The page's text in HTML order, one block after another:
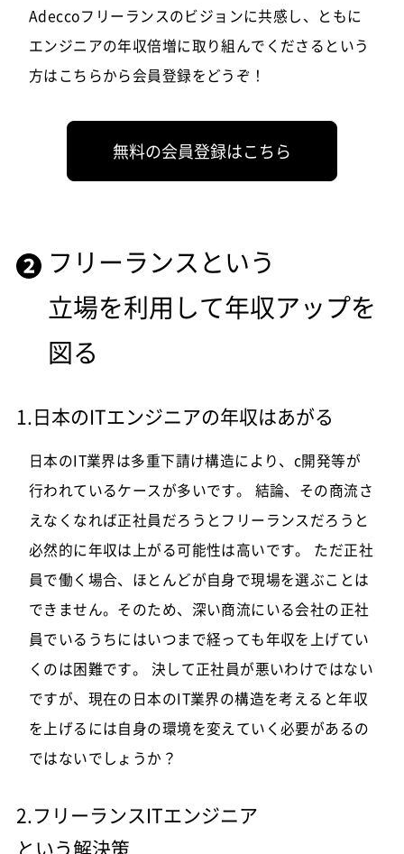
Adeccoフリーランスのビジョンに共感し、ともに
エンジニアの年収倍増に取り組んでくださるという
方はこちらから会員登録をどうぞ！
無料の会員登録はこちら
フリーランスという
立場を利用して年収アップを
図る
1.日本のITエンジニアの年収はあがる
日本のIT業界は多重下請け構造により、c開発等が
行われているケースが多いです。 結論、その商流さ
えなくなれば正社員だろうとフリーランスだろうと
必然的に年収は上がる可能性は高いです。 ただ正社
員で働く場合、ほとんどが自身で現場を選ぶことは
できません。そのため、深い商流にいる会社の正社
員でいるうちにはいつまで経っても年収を上げてい
くのは困難です。 決して正社員が悪いわけではない
ですが、現在の日本のIT業界の構造を考えると年収
を上げるには自身の環境を変えていく必要があるの
ではないでしょうか？
2.フリーランスITエンジニア
という解決策